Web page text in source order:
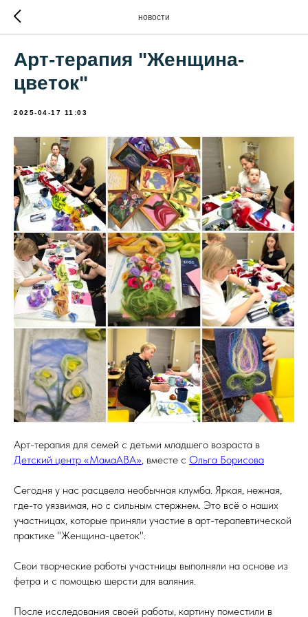
новости
Арт-терапия "Женщина-
цветок"
2025-04-17 11:03
Арт-терапия для семей с детьми младшего возраста в
Детский центр «МамаABA», вместе с Ольга Борисова
Сегодня у нас расцвела необычная клумба. Яркая, нежная,
где-то уязвимая, но с сильным стержнем. Это всё о наших
участницах, которые приняли участие в арт-терапевтической
практике "Женщина-цветок".
Свои творческие работы участницы выполняли на основе из
фетра и с помощью шерсти для валяния.
После исследования своей работы, картину поместили в